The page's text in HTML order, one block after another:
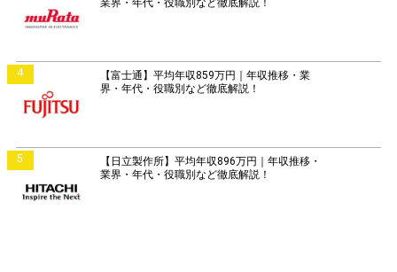
業界・年代・役職別など徹底解説！
4
【富士通】平均年収859万円｜年収推移・業
界・年代・役職別など徹底解説！
5
【日立製作所】平均年収896万円｜年収推移・
業界・年代・役職別など徹底解説！